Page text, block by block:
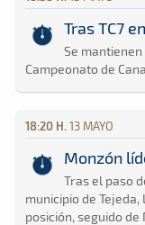
Tras TC7
Se
Campeonato de
18:20 H. 13 MAYO
Monzón
Tras el paso
municipio de
posición, seguido de